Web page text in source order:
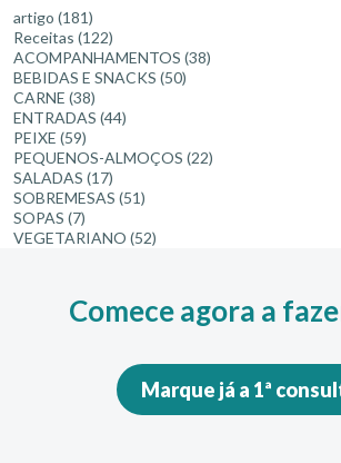
artigo (181)
Receitas (122)
ACOMPANHAMENTOS (38)
BEBIDAS E SNACKS (50)
CARNE (38)
ENTRADAS (44)
PEIXE (59)
PEQUENOS-ALMOÇOS (22)
SALADAS (17)
SOBREMESAS (51)
SOPAS (7)
VEGETARIANO (52)
Comece agora a
Marque já a 1ª